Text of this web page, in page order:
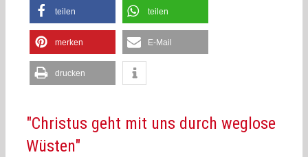
teilen teilen
merken E-Mail
drucken
"Christus geht mit uns durch weglose
Wüsten"